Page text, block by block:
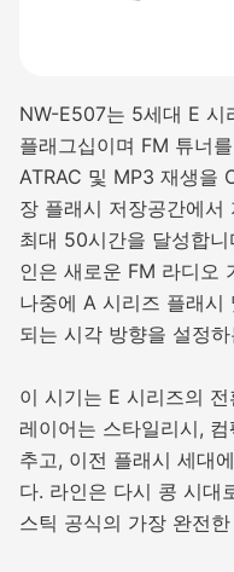
NW-E507는 5세대 E 시
플래그십이며 FM 튜너
ATRAC 및 MP3 재생을
장 플래시 저장공간에서
최대 50시간을 달성합
인은 새로운 FM 라디오
나중에 A 시리즈 플래시
되는 시각 방향을 설정
이 시기는 E 시리즈의
레이어는 스타일리시,
추고, 이전 플래시 세대
다. 라인은 다시 콩 시대
스틱 공식의 가장 완전